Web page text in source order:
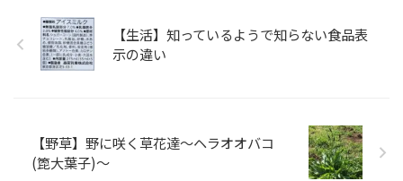
【生活】知っているようで知らない食品表
示の違い
【野草】野に咲く草花達〜ヘラオオバコ
(箆大葉子)〜